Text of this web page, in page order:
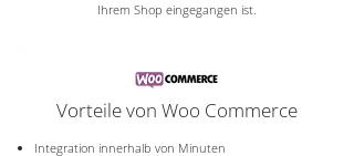
Ihrem Shop eingegangen ist.
Vorteile von Woo Commerce
Integration innerhalb von Minuten